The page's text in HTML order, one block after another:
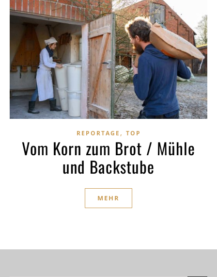
REPORTAGE , TOP
Vom Korn zum Brot / Mühle
und Backstube
MEHR